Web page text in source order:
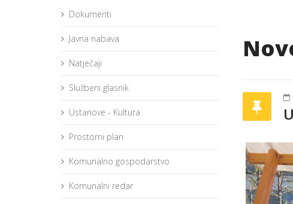
Dokumenti
Javna nabava
Natječaji
Službeni glasnik
Ustanove - Kultura
Prostorni plan
Komunalno gospodarstvo
Komunalni redar